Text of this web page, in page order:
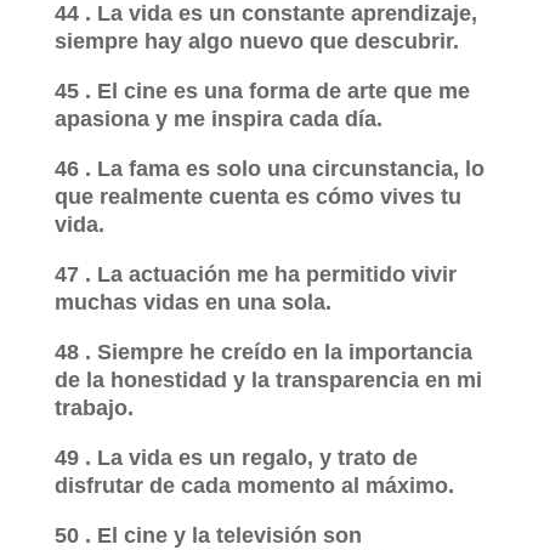
44 . La vida es un constante aprendizaje,
siempre hay algo nuevo que descubrir.
45 . El cine es una forma de arte que me
apasiona y me inspira cada día.
46 . La fama es solo una circunstancia, lo
que realmente cuenta es cómo vives tu
vida.
47 . La actuación me ha permitido vivir
muchas vidas en una sola.
48 . Siempre he creído en la importancia
de la honestidad y la transparencia en mi
trabajo.
49 . La vida es un regalo, y trato de
disfrutar de cada momento al máximo.
50 . El cine y la televisión son